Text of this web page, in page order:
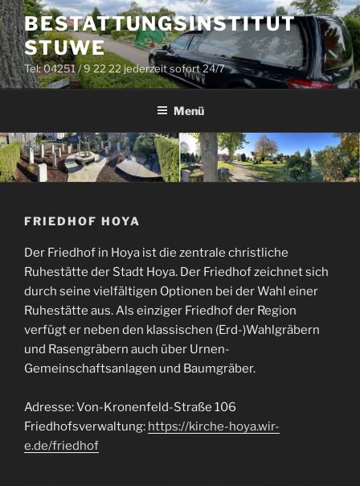
Zum
Inhalt
springen
BESTATTUNGSINSTITUT
STUWE
Tel: 04251 / 9 22 22 jederzeit sofort 24/7
Menü
FRIEDHOF HOYA
Der Friedhof in Hoya ist die zentrale christliche
Ruhestätte der Stadt Hoya. Der Friedhof zeichnet sich
durch seine vielfältigen Optionen bei der Wahl einer
Ruhestätte aus. Als einziger Friedhof der Region
verfügt er neben den klassischen (Erd-)Wahlgräbern
und Rasengräbern auch über Urnen-
Gemeinschaftsanlagen und Baumgräber.
Adresse: Von-Kronenfeld-Straße 106
Friedhofsverwaltung: https://kirche-hoya.wir-
e.de/friedhof